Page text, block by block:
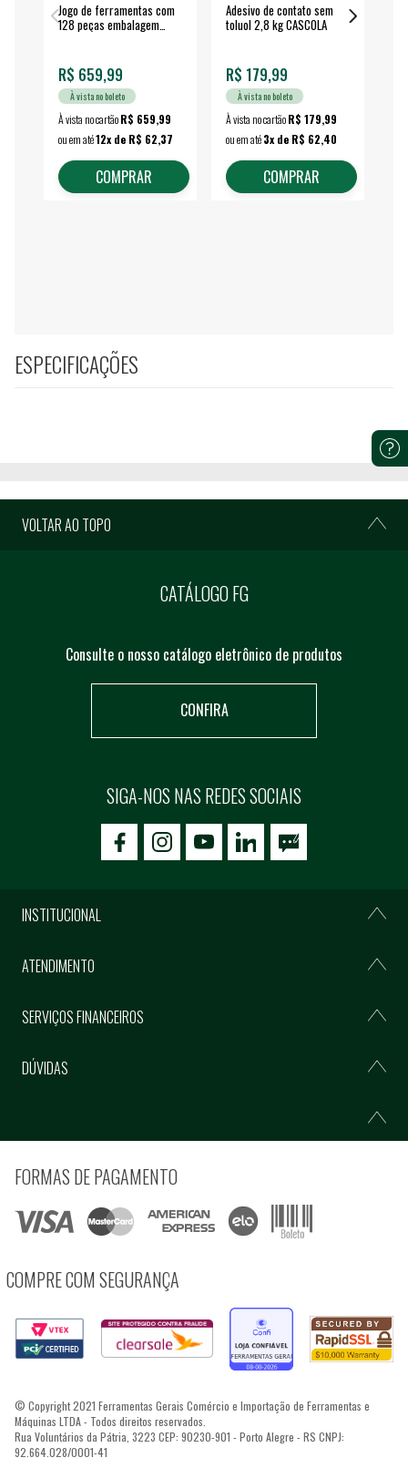
Jogo de ferramentas com
128 peças embalagem
R$ 659,99
À vista no boleto
À vista no cartãoR$ 659,99
ou em até12x de R$ 62,37
COMPRAR
Adesivo de contato sem
toluol 2,8 kg CASCOLA
R$ 179,99
À vista no boleto
À vista no cartãoR$ 179,99
ou em até3x de R$ 62,40
COMPRAR
ESPECIFICAÇÕES
VOLTAR AO TOPO
CATÁLOGO FG
Consulte o nosso catálogo eletrônico de produtos
CONFIRA
SIGA-NOS NAS REDES SOCIAIS
icon-facebookicon-social02icon-social03
INSTITUCIONAL
ATENDIMENTO
SERVIÇOS FINANCEIROS
DÚVIDAS
FORMAS DE PAGAMENTO
COMPRE COM SEGURANÇA
© Copyright 2021 Ferramentas Gerais Comércio e Importação de Ferramentas e
Máquinas LTDA - Todos direitos reservados.
Rua Voluntários da Pátria, 3223 CEP: 90230-901 - Porto Alegre - RS CNPJ:
92.664.028/0001-41